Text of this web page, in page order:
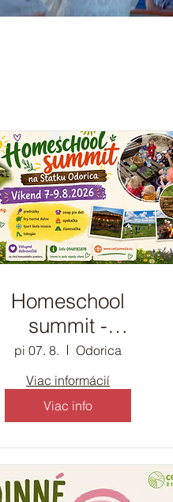
Homeschool
summit -
stanovačka pre
domoškolákov
pi 07. 8.
Odorica
Viac informácií
Viac info